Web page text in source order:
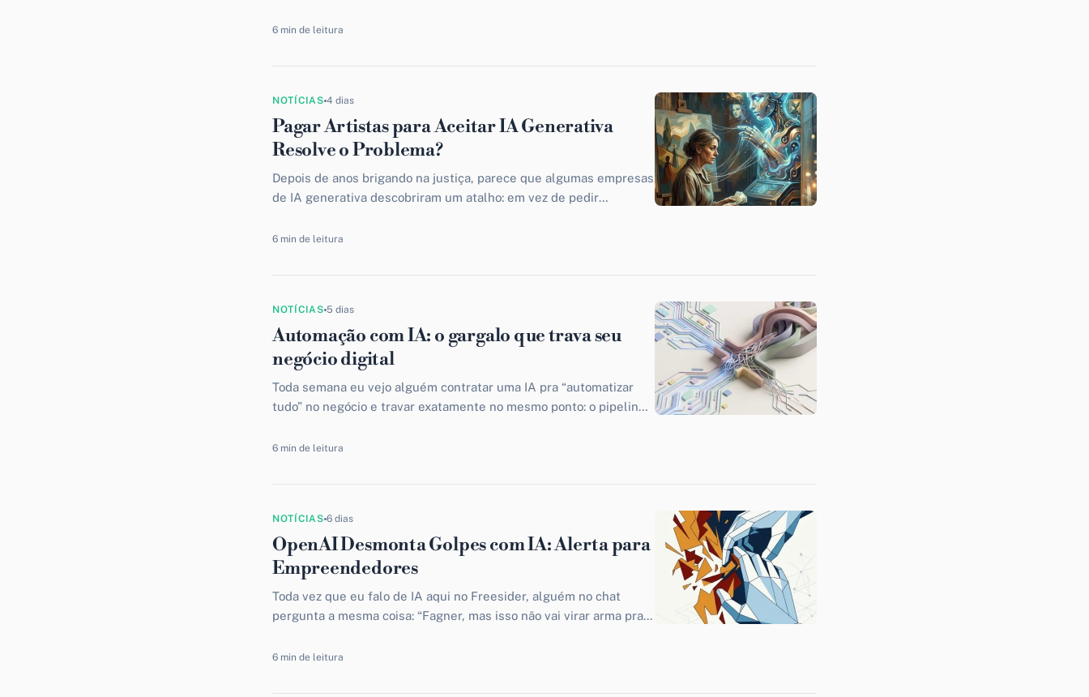
6 min de leitura
NOTÍCIAS 4 dias
Pagar Artistas para Aceitar IA Generativa
Resolve o Problema?
Depois de anos brigando na justiça, parece que algumas empresas
de IA generativa descobriram um atalho: em vez de pedir
6 min de leitura
NOTÍCIAS 5 dias
Automação com IA: o gargalo que trava seu
negócio digital
Toda semana eu vejo alguém contratar uma IA pra “automatizar
tudo” no negócio e travar exatamente no mesmo ponto: o pipeline
6 min de leitura
NOTÍCIAS 6 dias
OpenAI Desmonta Golpes com IA: Alerta para
Empreendedores
Toda vez que eu falo de IA aqui no Freesider, alguém no chat
pergunta a mesma coisa: “Fagner, mas isso não vai virar arma pra...
6 min de leitura